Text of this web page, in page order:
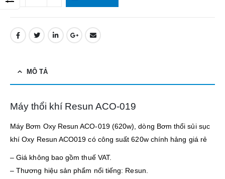
MÔ TẢ
Máy thổi khí Resun ACO-019
Máy Bơm Oxy Resun ACO-019 (620w), dòng Bơm thổi sủi sục
khí Oxy Resun ACO019 có công suất 620w chính hảng giá rẻ
– Giá không bao gồm thuế VAT.
– Thương hiệu sản phẩm nổi tiếng: Resun.